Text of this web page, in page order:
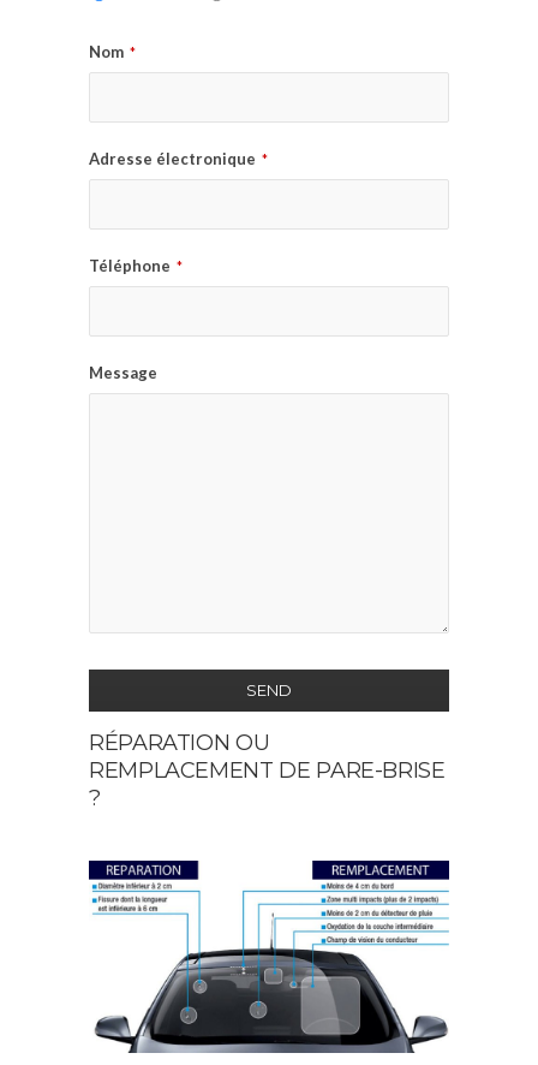
Nom *
Adresse électronique *
Téléphone *
Message
SEND
This
field
should
left
blank
RÉPARATION OU
REMPLACEMENT DE PARE-BRISE
?